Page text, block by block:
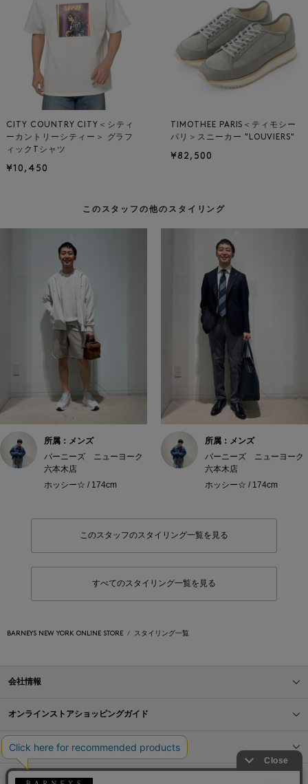
CITY COUNTRY CITY＜シティ
ーカントリーシティー＞ グラフ
ィックTシャツ
¥10,450
TIMOTHEE PARIS＜ティモシー
パリ＞スニーカー "LOUVIERS"
¥82,500
このスタッフの他のスタイリング
所属：メンズ
バーニーズ ニューヨーク
六本木店
ホッシー☆ / 174cm
所属：メンズ
バーニーズ ニューヨーク
六本木店
ホッシー☆ / 174cm
このスタッフのスタイリング一覧を見る
すべてのスタイリング一覧を見る
BARNEYS NEW YORK ONLINE STORE スタイリング一覧
会社情報
オンラインストアショッピングガイド
店舗情報
サービス